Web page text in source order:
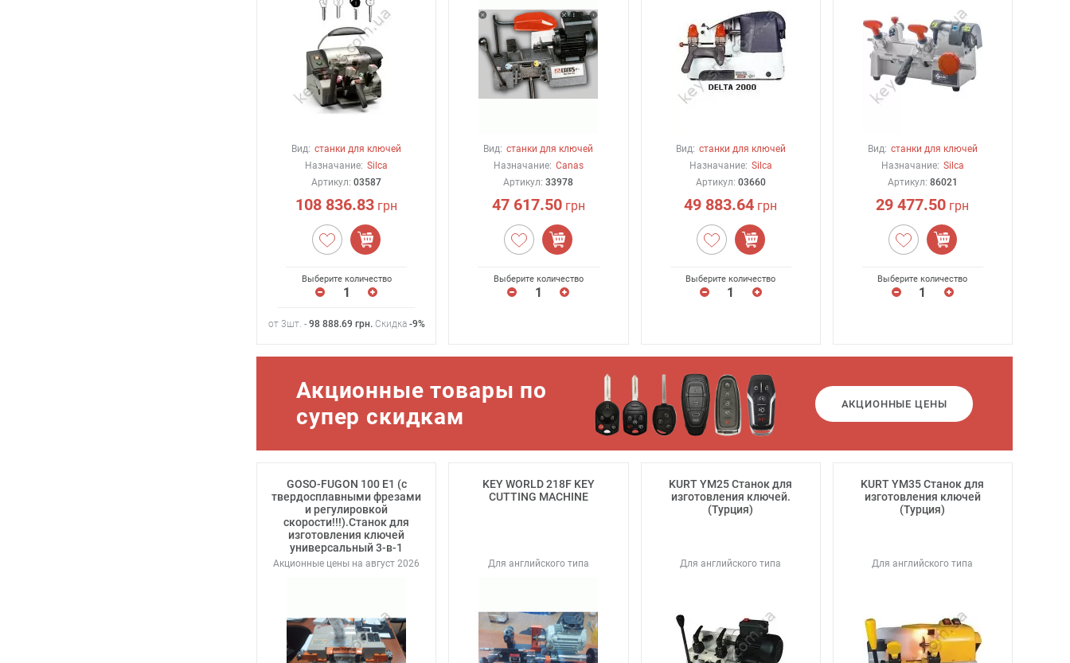
Вид: станки для ключей
Назначание: Silca
Артикул:03587
108 836.83 грн
Выберите количество
от 3шт. - 98 888.69 грн. Скидка -9%
Вид: станки для ключей
Назначание: Canas
Артикул:33978
47 617.50грн
Выберите количество
Вид: станки для ключей
Назначание: Silca
Артикул: 03660
49 883.64 грн
Выберите количество
Вид: станки для ключей
Назначание: Silca
Артикул: 86021
29 477.50 грн
Выберите количество
Акционные товары по
супер скидкам
АКЦИОННЫЕ ЦЕНЫ
GOSO-FUGON 100 E1 (с
твердосплавными фрезами
и регулировкой
скорости!!!).Станок для
изготовления ключей
универсальный 3-в-1
Акционные цены на август 2026
KEY WORLD 218F KEY
CUTTING MACHINE
Для английского типа
KURT YM25 Станок для
изготовления ключей.
(Турция)
Для английского типа
KURT YM35 Станок для
изготовления ключей
(Турция)
Для английского типа